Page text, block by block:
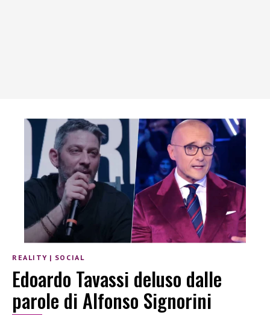
REALITY | SOCIAL
Edoardo Tavassi deluso dalle
parole di Alfonso Signorini